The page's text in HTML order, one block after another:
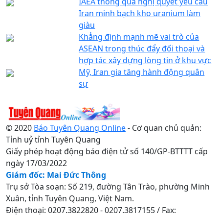
Iran minh bạch kho uranium làm
giàu
Khẳng định mạnh mẽ vai trò của
ASEAN trong thúc đẩy đối thoại và
hợp tác xây dựng lòng tin ở khu vực
Mỹ, Iran gia tăng hành động quân
sự
© 2020 Báo Tuyên Quang Online- Cơ quan chủ quản:
Tỉnh uỷ tỉnh Tuyên Quang
Giấy phép hoạt động báo điện tử số 140/GP-BTTTT cấp
ngày 17/03/2022
Giám đốc: Mai Đức Thông
Trụ sở Tòa soạn: Số 219, đường Tân Trào, phường Minh
Xuân, tỉnh Tuyên Quang, Việt Nam.
Điện thoại: 0207.3822820 - 0207.3817155 / Fax: